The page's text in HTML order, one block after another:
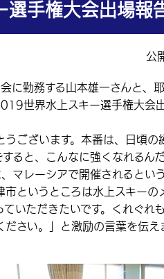
選手権大会出場報
公
に勤務する山本雄一さんと、
世界水上スキー選手権大会
ございます。本番は、日頃の
ると、こんなに強くなれるん
マレーシアで開催されるとい
というところは水上スキーの
いただきたいです。くれぐれ
ださい。」と激励の言葉を伝え